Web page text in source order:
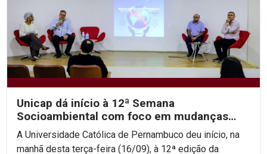
Unicap dá início à 12ª Semana
Socioambiental com foco em mudanças
climáticas e justiça...
A Universidade Católica de Pernambuco deu início, na
manhã desta terça-feira (16/09), à 12ª edição da